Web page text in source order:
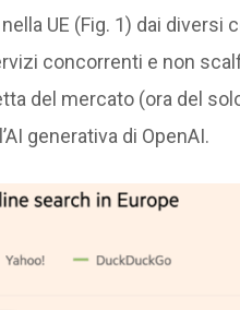
UE (Fig. 1) dai
concorrenti e non
del mercato (ora del
generativa di OpenAI.